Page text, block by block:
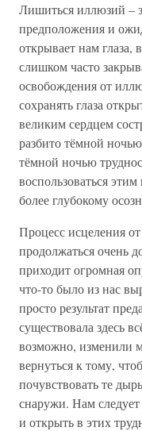
Лишиться иллюзий –
предположения и
открывает нам глаза,
слишком часто
освобождения от
сохранять глаза
великим сердцем
разбито тёмной
тёмной ночью
воспользоваться
более глубокому
Процесс исцеления
продолжаться очень
приходит огромная
что-то было из нас
просто результат
существовала здесь
возможно, изменили
вернуться к тому,
почувствовать те
снаружи. Нам
и открыть в этих